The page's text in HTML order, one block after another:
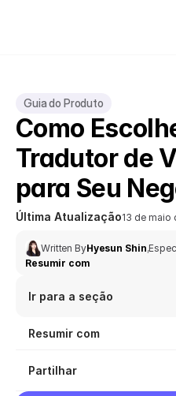
Guia do Produto
Como
Tradutor de
para Seu
Última Atualização13 de maio
Written ByHyesun Shin,
Resumir com
Ir para a seção
Resumir com
Partilhar